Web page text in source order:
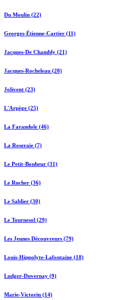
Du Moulin (22)
Georges-Étienne-Cartier (11)
Jacques-De Chambly (21)
Jacques-Rocheleau (20)
Jolivent (23)
L'Arpège (25)
La Farandole (46)
La Roseraie (7)
Le Petit-Bonheur (31)
Le Rucher (36)
Le Sablier (30)
Le Tournesol (29)
Les Jeunes Découvreurs (79)
Louis-Hippolyte-Lafontaine (18)
Ludger-Duvernay (9)
Marie-Victorin (14)